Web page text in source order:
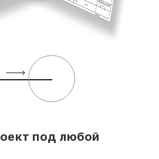
под любой